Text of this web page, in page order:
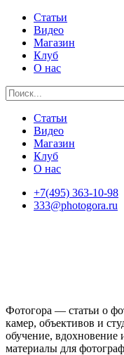
Статьи
Видео
Магазин
Клуб
О нас
Статьи
Видео
Магазин
Клуб
О нас
+7(495) 363-10-98
333@photogora.ru
Фотогора — статьи о
камер, объективов и
обучение, вдохновение
материалы для